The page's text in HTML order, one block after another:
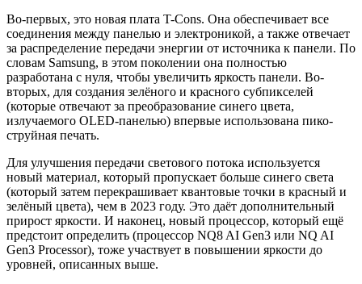
Во-первых, это новая плата T-Cons. Она обеспечивает все
соединения между панелью и электроникой, а также отвечает
за распределение передачи энергии от источника к панели. По
словам Samsung, в этом поколении она полностью
разработана с нуля, чтобы увеличить яркость панели. Во-
вторых, для создания зелёного и красного субпикселей
(которые отвечают за преобразование синего цвета,
излучаемого OLED-панелью) впервые использована пико-
струйная печать.
Для улучшения передачи светового потока используется
новый материал, который пропускает больше синего света
(который затем перекрашивает квантовые точки в красный и
зелёный цвета), чем в 2023 году. Это даёт дополнительный
прирост яркости. И наконец, новый процессор, который ещё
предстоит определить (процессор NQ8 AI Gen3 или NQ AI
Gen3 Processor), тоже участвует в повышении яркости до
уровней, описанных выше.